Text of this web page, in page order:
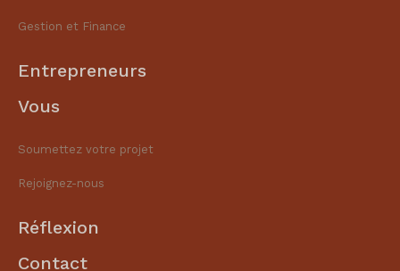
Gestion et Finance​
Entrepreneurs
Vous
Soumettez votre projet
Rejoignez-nous
Réflexion
Contact